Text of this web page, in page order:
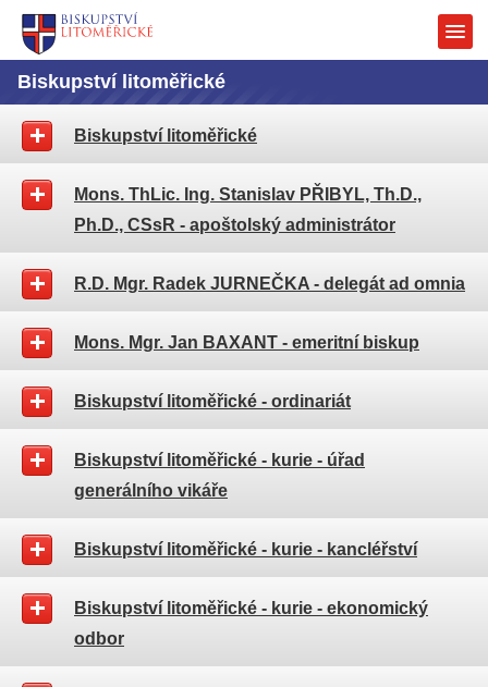
Biskupství litoměřické
Biskupství litoměřické
Mons. ThLic. Ing. Stanislav PŘIBYL, Th.D.,
Ph.D., CSsR - apoštolský administrátor
R.D. Mgr. Radek JURNEČKA - delegát ad omnia
Mons. Mgr. Jan BAXANT - emeritní biskup
Biskupství litoměřické - ordinariát
Biskupství litoměřické - kurie - úřad
generálního vikáře
Biskupství litoměřické - kurie - kancléřství
Biskupství litoměřické - kurie - ekonomický
odbor